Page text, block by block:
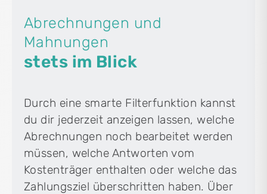
Abrechnungen und
Mahnungen
stets im Blick
Durch eine smarte Filterfunktion kannst
du dir jederzeit anzeigen lassen, welche
Abrechnungen noch bearbeitet werden
müssen, welche Antworten vom
Kostenträger enthalten oder welche das
Zahlungsziel überschritten haben. Über